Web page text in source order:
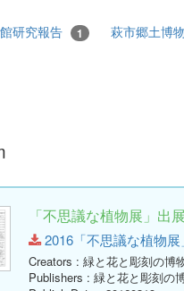
研究報告 1 萩市郷土博
「不思議な植物展」出
2016「不思議な植物
Creators : 緑と花と彫刻の博
Publishers : 緑と花と彫刻の